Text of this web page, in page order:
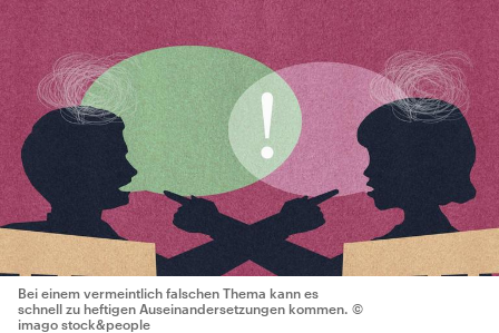
Bei einem vermeintlich falschen Thema kann es
schnell zu heftigen Auseinandersetzungen kommen. ©
imago stock&people